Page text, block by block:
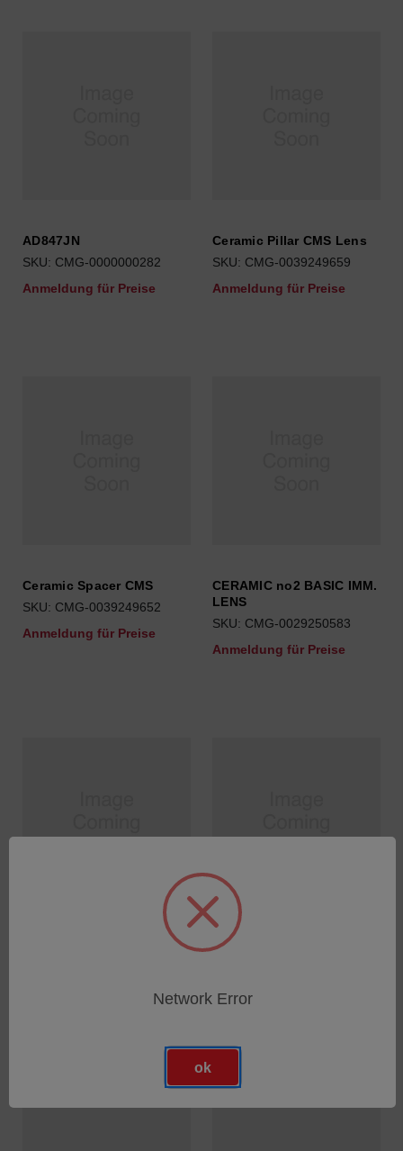
AD847JN
SKU: CMG-0000000282
Anmeldung für Preise
Ceramic Pillar CMS Lens
SKU: CMG-0039249659
Anmeldung für Preise
Ceramic Spacer CMS
SKU: CMG-0039249652
Anmeldung für Preise
CERAMIC no2 BASIC IMM.
LENS
SKU: CMG-0029250583
Anmeldung für Preise
CERAMIC no1 BASIC IMM.
ROLLER CAGE AA SERIE
Network Error
ok